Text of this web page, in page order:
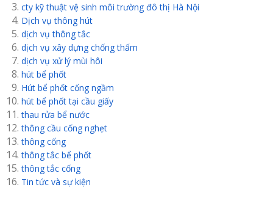
cty kỹ thuật vệ sinh môi trường đô thị Hà Nội
Dịch vụ thông hút
dịch vụ thông tắc
dịch vụ xây dựng chống thấm
dịch vụ xử lý mùi hôi
hút bể phốt
Hút bể phốt cống ngầm
hút bể phốt tại cầu giấy
thau rửa bể nước
thông cầu cống nghẹt
thông cống
thông tắc bể phốt
thông tắc cống
Tin tức và sự kiện